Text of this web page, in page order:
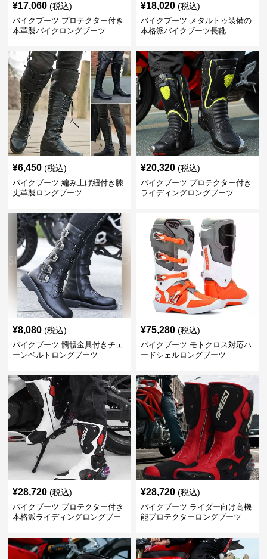
¥17,060 (税込)
バイクブーツ プロテクター付き
本革製バイクロングブーツ
¥18,020 (税込)
バイクブーツ メタルトゥ装備の
本格派バイクブーツ長靴
¥6,450 (税込)
バイクブーツ 編み上げ紐付き膝
丈革製ロングブーツ
¥20,320 (税込)
バイクブーツ プロテクター付き
ライディングロングブーツ
¥8,080 (税込)
バイクブーツ 髑髏金具付きチェ
ーンベルトロングブーツ
¥75,280 (税込)
バイクブーツ モトクロス対応ハ
ードシェルロングブーツ
¥28,720 (税込)
バイクブーツ プロテクター付き
本格派ライディングロングブー
¥28,720 (税込)
バイクブーツ ライダー向け高機
能プロテクターロングブーツ